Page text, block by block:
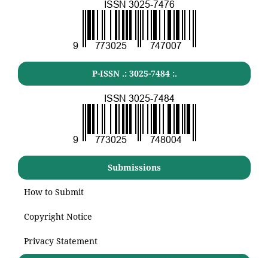
P-ISSN .: 3025-7484:.
Submissions
How to Submit
Copyright Notice
Privacy Statement